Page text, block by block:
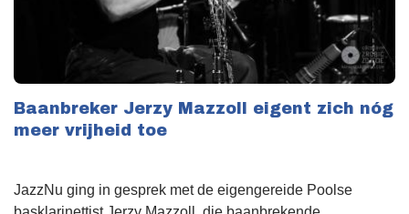
Baanbreker Jerzy Mazzoll eigent zich nóg
meer vrijheid toe
JazzNu ging in gesprek met de eigengereide Poolse